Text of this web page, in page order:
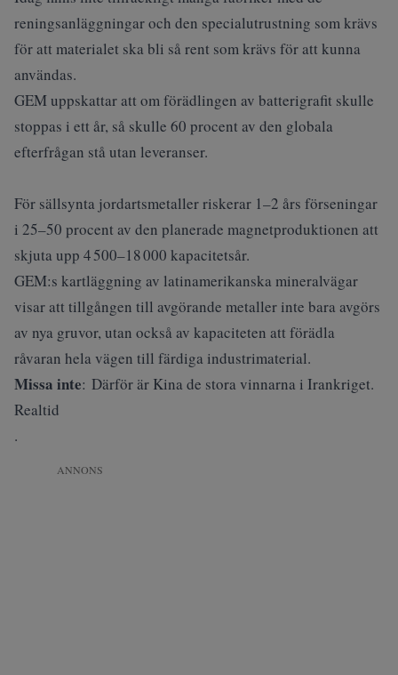
reningsanläggningar och den specialutrustning som krävs
för att materialet ska bli så rent som krävs för att kunna
användas.
GEM uppskattar att om förädlingen av batterigrafit skulle
stoppas i ett år, så skulle 60 procent av den globala
efterfrågan stå utan leveranser.
För sällsynta jordartsmetaller riskerar 1–2 års förseningar
i 25–50 procent av den planerade magnetproduktionen att
skjuta upp 4 500–18 000 kapacitetsår.
GEM:s kartläggning av latinamerikanska mineralvägar
visar att tillgången till avgörande metaller inte bara avgörs
av nya gruvor, utan också av kapaciteten att förädla
råvaran hela vägen till färdiga industrimaterial.
Missa inte: Därför är Kina de stora vinnarna i Irankriget.
Realtid
.
ANNONS